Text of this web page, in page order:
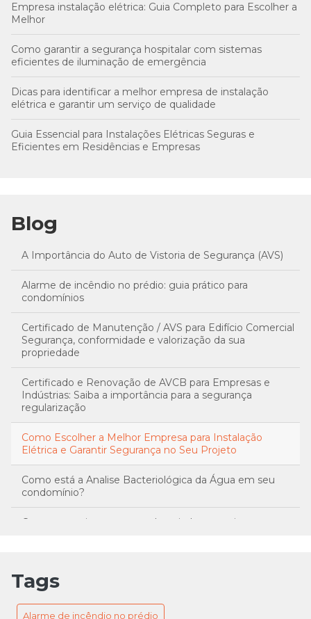
Empresa instalação elétrica: Guia Completo para Escolher a
Melhor
Como garantir a segurança hospitalar com sistemas
eficientes de iluminação de emergência
Dicas para identificar a melhor empresa de instalação
elétrica e garantir um serviço de qualidade
Guia Essencial para Instalações Elétricas Seguras e
Eficientes em Residências e Empresas
Blog
A Importância do Auto de Vistoria de Segurança (AVS)
Alarme de incêndio no prédio: guia prático para
condomínios
Certificado de Manutenção / AVS para Edifício Comercial
Segurança, conformidade e valorização da sua
propriedade
Certificado e Renovação de AVCB para Empresas e
Indústrias: Saiba a importância para a segurança
regularização
Como Escolher a Melhor Empresa para Instalação
Elétrica e Garantir Segurança no Seu Projeto
Como está a Analise Bacteriológica da Água em seu
condomínio?
Como garantir a segurança hospitalar com sistemas
Conheça os Tipos de Extintores
Tags
Alarme de incêndio no prédio